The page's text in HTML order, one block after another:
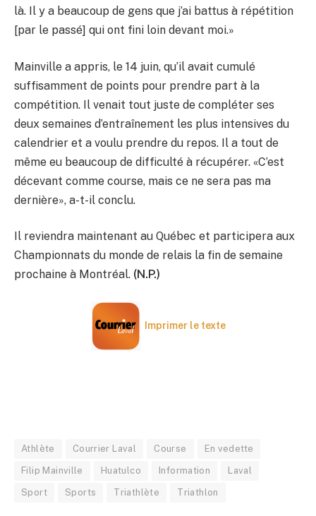
là. Il y a beaucoup de gens que j’ai battus à répétition
[par le passé] qui ont fini loin devant moi.»
Mainville a appris, le 14 juin, qu’il avait cumulé
suffisamment de points pour prendre part à la
compétition. Il venait tout juste de compléter ses
deux semaines d’entraînement les plus intensives du
calendrier et a voulu prendre du repos. Il a tout de
même eu beaucoup de difficulté à récupérer. «C’est
décevant comme course, mais ce ne sera pas ma
dernière», a-t-il conclu.
Il reviendra maintenant au Québec et participera aux
Championnats du monde de relais la fin de semaine
prochaine à Montréal. (N.P.)
Imprimer le texte
Athlète Courrier Laval Course En vedette
Filip Mainville Huatulco Information Laval
Sport Sports Triathlète Triathlon